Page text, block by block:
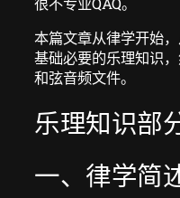
本篇文章从律学开始
基础必要的乐理知识
和弦音频文件。
乐理知识部
一、律学简